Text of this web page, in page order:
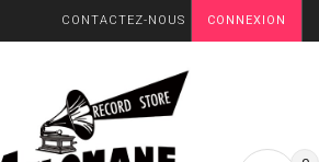
CONNEXION
CONTACTEZ-NOUS